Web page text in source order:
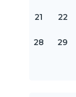
21 22
28 29